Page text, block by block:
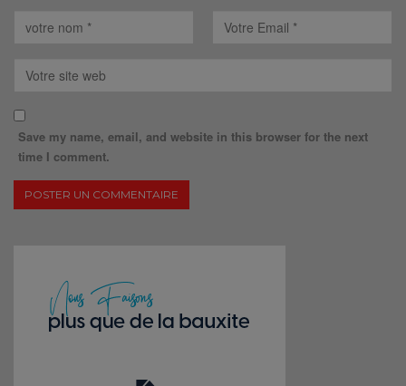
Save my name, email, and website in this browser for the next
time I comment.